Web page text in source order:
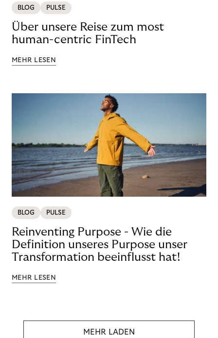
BLOG PULSE
Über unsere Reise zum most
human-centric FinTech
MEHR LESEN
BLOG PULSE
Reinventing Purpose - Wie die
Definition unseres Purpose unser
Transformation beeinflusst hat!
MEHR LESEN
MEHR LADEN